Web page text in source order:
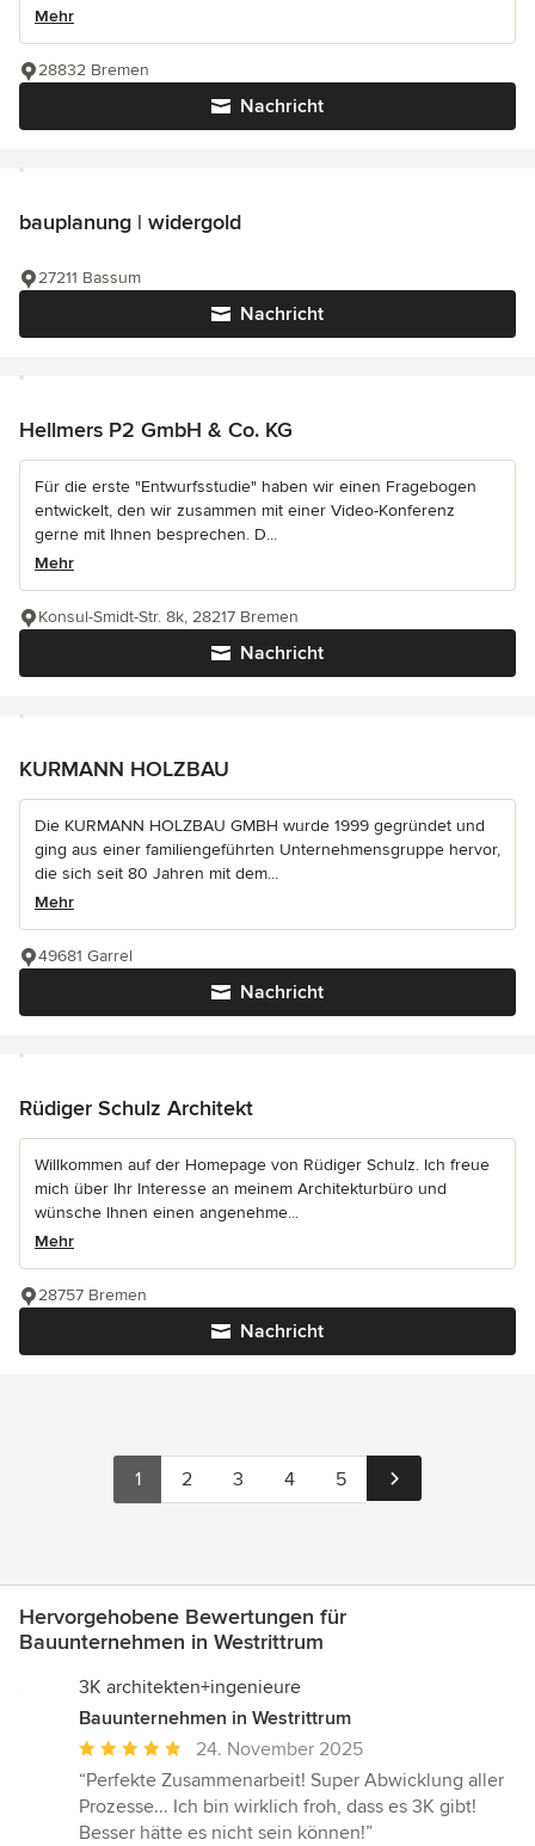
Mehr
Nachricht
28832 Bremen
bauplanung | widergold
Nachricht
27211 Bassum
Hellmers P2 GmbH & Co. KG
Für die erste "Entwurfsstudie" haben wir einen Fragebogen
entwickelt, den wir zusammen mit einer Video-Konferenz
gerne mit Ihnen besprechen. D...
Mehr
Nachricht
Konsul-Smidt-Str. 8k, 28217 Bremen
KURMANN HOLZBAU
Die KURMANN HOLZBAU GMBH wurde 1999 gegründet und
ging aus einer familiengeführten Unternehmensgruppe hervor,
die sich seit 80 Jahren mit dem...
Mehr
Nachricht
49681 Garrel
Rüdiger Schulz Architekt
Willkommen auf der Homepage von Rüdiger Schulz. Ich freue
mich über Ihr Interesse an meinem Architekturbüro und
wünsche Ihnen einen angenehme...
Mehr
Nachricht
28757 Bremen
1 2 3 4 5
Hervorgehobene Bewertungen für
Bauunternehmen in Westrittrum
3K architekten+ingenieure
Bauunternehmen in Westrittrum
Durchschnittliche
Bewertung:
5
von
24. November 2025
“Perfekte Zusammenarbeit! Super Abwicklung aller
Prozesse... Ich bin wirklich froh, dass es 3K gibt!
Besser hätte es nicht sein können!”